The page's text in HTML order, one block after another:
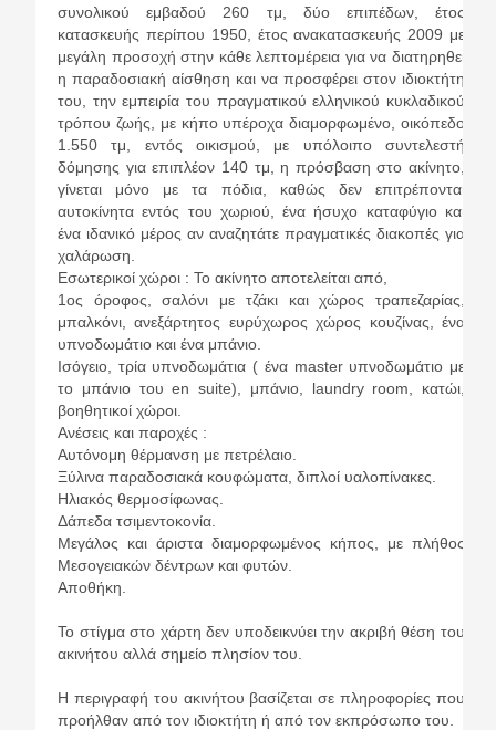
συνολικού εμβαδού 260 τμ, δύο επιπέδων, έτος
κατασκευής περίπου 1950, έτος ανακατασκευής 2009 με
μεγάλη προσοχή στην κάθε λεπτομέρεια για να διατηρηθεί
η παραδοσιακή αίσθηση και να προσφέρει στον ιδιοκτήτη
του, την εμπειρία του πραγματικού ελληνικού κυκλαδικού
τρόπου ζωής, με κήπο υπέροχα διαμορφωμένο, οικόπεδο
1.550 τμ, εντός οικισμού, με υπόλοιπο συντελεστή
δόμησης για επιπλέον 140 τμ, η πρόσβαση στο ακίνητο,
γίνεται μόνο με τα πόδια, καθώς δεν επιτρέπονται
αυτοκίνητα εντός του χωριού, ένα ήσυχο καταφύγιο και
ένα ιδανικό μέρος αν αναζητάτε πραγματικές διακοπές για
χαλάρωση.
Εσωτερικοί χώροι : Το ακίνητο αποτελείται από,
1ος όροφος, σαλόνι με τζάκι και χώρος τραπεζαρίας,
μπαλκόνι, ανεξάρτητος ευρύχωρος χώρος κουζίνας, ένα
υπνοδωμάτιο και ένα μπάνιο.
Ισόγειο, τρία υπνοδωμάτια ( ένα master υπνοδωμάτιο με
το μπάνιο του en suite), μπάνιο, laundry room, κατώι,
βοηθητικοί χώροι.
Ανέσεις και παροχές :
Αυτόνομη θέρμανση με πετρέλαιο.
Ξύλινα παραδοσιακά κουφώματα, διπλοί υαλοπίνακες.
Ηλιακός θερμοσίφωνας.
Δάπεδα τσιμεντοκονία.
Μεγάλος και άριστα διαμορφωμένος κήπος, με πλήθος
Μεσογειακών δέντρων και φυτών.
Αποθήκη.
Το στίγμα στο χάρτη δεν υποδεικνύει την ακριβή θέση του
ακινήτου αλλά σημείο πλησίον του.
Η περιγραφή του ακινήτου βασίζεται σε πληροφορίες που
προήλθαν από τον ιδιοκτήτη ή από τον εκπρόσωπο του.